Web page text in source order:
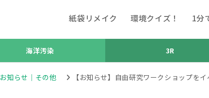
紙袋リメイク 環境クイズ！ 1分
海洋汚染 3R
お知らせ｜その他 【お知らせ】自由研究ワークショップを